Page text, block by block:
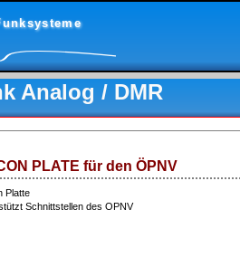
Analog / DMR
PLATE für den ÖPNV
Platte
Schnittstellen des OPNV